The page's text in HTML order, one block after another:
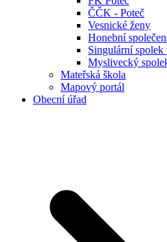
ČČK - Poteč
Vesnické ženy
Honební
Singulární spolek
Myslivecký
Mateřská škola
Mapový portál
Obecní úřad